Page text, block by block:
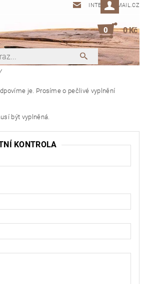
INTEAK@EMAIL.CZ
0 0 Kč
je. Prosíme o pečlivé vyplnění
být vyplněná.
KONTROLA